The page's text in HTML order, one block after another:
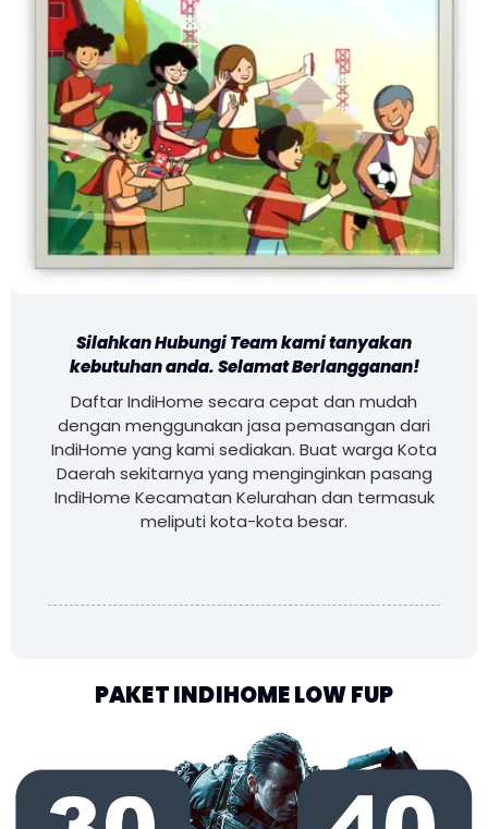
Silahkan Hubungi Team kami tanyakan
kebutuhan anda. Selamat Berlangganan!
Daftar IndiHome secara cepat dan mudah
dengan menggunakan jasa pemasangan dari
IndiHome yang kami sediakan. Buat warga Kota
Daerah sekitarnya yang menginginkan pasang
IndiHome Kecamatan Kelurahan dan termasuk
meliputi kota-kota besar.
PAKET INDIHOME LOW FUP